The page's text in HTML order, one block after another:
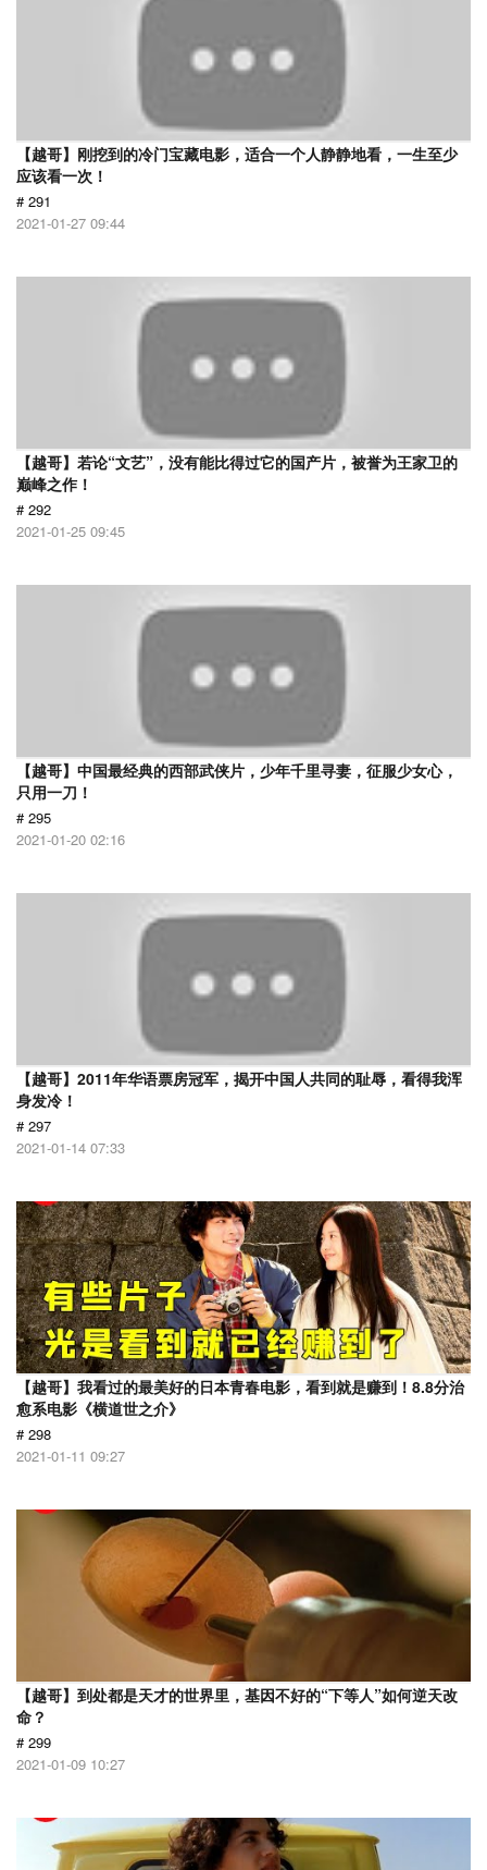
【越哥】刚挖到的冷门宝藏电影，适合一个人静静地看，一生至少
应该看一次！
# 291
2021-01-27 09:44
【越哥】若论“文艺”，没有能比得过它的国产片，被誉为王家卫的
巅峰之作！
# 292
2021-01-25 09:45
【越哥】中国最经典的西部武侠片，少年千里寻妻，征服少女心，
只用一刀！
# 295
2021-01-20 02:16
【越哥】2011年华语票房冠军，揭开中国人共同的耻辱，看得我浑
身发冷！
# 297
2021-01-14 07:33
【越哥】我看过的最美好的日本青春电影，看到就是赚到！8.8分治
愈系电影《横道世之介》
# 298
2021-01-11 09:27
【越哥】到处都是天才的世界里，基因不好的“下等人”如何逆天改
命？
# 299
2021-01-09 10:27